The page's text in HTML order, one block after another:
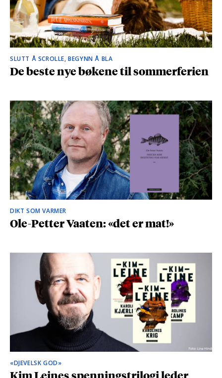
SLUTT Å SCROLLE, BEGYNN Å BLA
De beste nye bøkene til sommerferien
DIKT SOM VARMER
Ole-Petter Vaaten: «det er mat!»
«DJEVELSK GOD»
Kim Leines spenningstrilogi leder